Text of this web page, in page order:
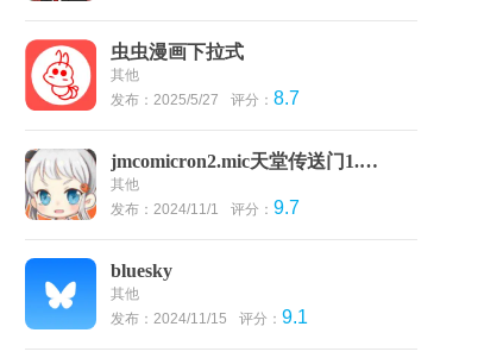
虫虫漫画下拉式
其他
发布：2025/5/27
评分： 8.7
jmcomicron2.mic天堂传送门1.6.6
其他
发布：2024/11/1
评分： 9.7
bluesky
其他
发布：2024/11/15
评分： 9.1